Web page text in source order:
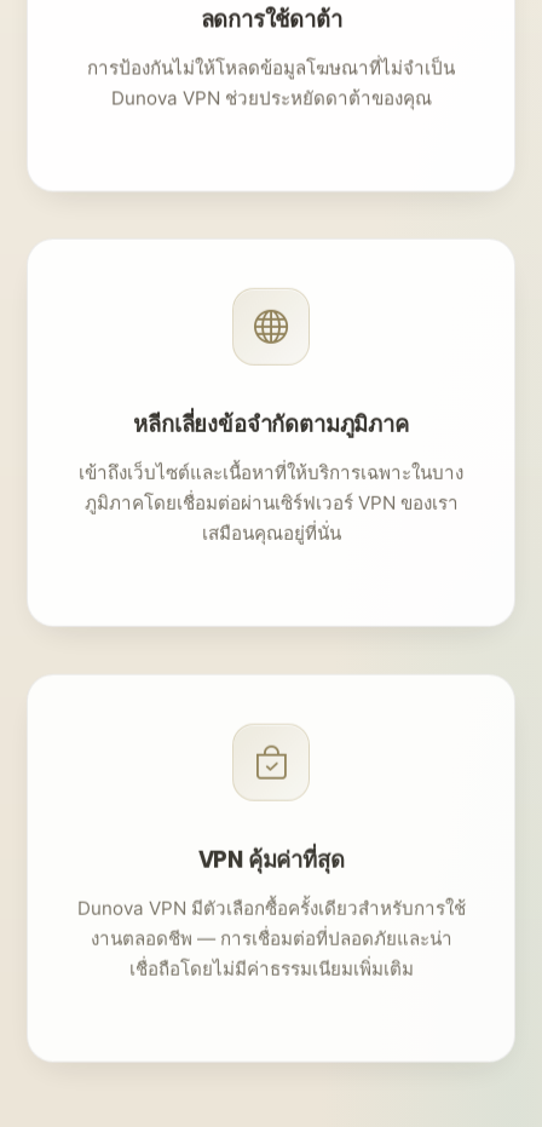
การป้องกันไม่ให้โหลดข้อมูลโฆษณาที่ไม่จำเป็น
Dunova VPN ช่วยประหยัดดาต้าของคุณ
เข้าถึงเว็บไซต์และเนื้อหาที่ให้บริการเฉพาะในบาง
ภูมิภาคโดยเชื่อมต่อผ่านเซิร์ฟเวอร์ VPN ของเรา
เสมือนคุณอยู่ที่นั่น
Dunova VPN มีตัวเลือกซื้อครั้งเดียวสำหรับการใช้
งานตลอดชีพ — การเชื่อมต่อที่ปลอดภัยและน่า
เชื่อถือโดยไม่มีค่าธรรมเนียมเพิ่มเติม